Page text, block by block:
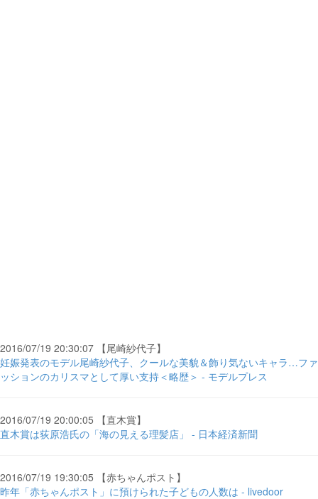
2016/07/19 20:30:07 【尾崎紗代子】
妊娠発表のモデル尾崎紗代子、クールな美貌＆飾り気ないキャラ…ファ
ッションのカリスマとして厚い支持＜略歴＞ - モデルプレス
2016/07/19 20:00:05 【直木賞】
直木賞は荻原浩氏の「海の見える理髪店」 - 日本経済新聞
2016/07/19 19:30:05 【赤ちゃんポスト】
昨年「赤ちゃんポスト」に預けられた子どもの人数は - livedoor